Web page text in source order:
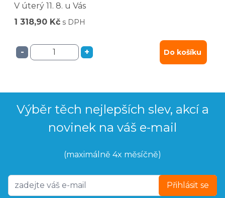
V úterý 11. 8. u Vás
1 318,90 Kč s DPH
- + Do košíku
Výběr těch nejlepších slev, akcí a
novinek na váš e-mail
(maximálně 4x měsíčně)
Přihlásit se